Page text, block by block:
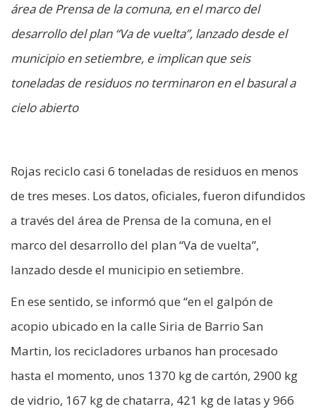
área de Prensa de la comuna, en el marco del
desarrollo del plan “Va de vuelta”, lanzado desde el
municipio en setiembre, e implican que seis
toneladas de residuos no terminaron en el basural a
cielo abierto
Rojas reciclo casi 6 toneladas de residuos en menos
de tres meses. Los datos, oficiales, fueron difundidos
a través del área de Prensa de la comuna, en el
marco del desarrollo del plan “Va de vuelta”,
lanzado desde el municipio en setiembre.
En ese sentido, se informó que “en el galpón de
acopio ubicado en la calle Siria de Barrio San
Martin, los recicladores urbanos han procesado
hasta el momento, unos 1370 kg de cartón, 2900 kg
de vidrio, 167 kg de chatarra, 421 kg de latas y 966